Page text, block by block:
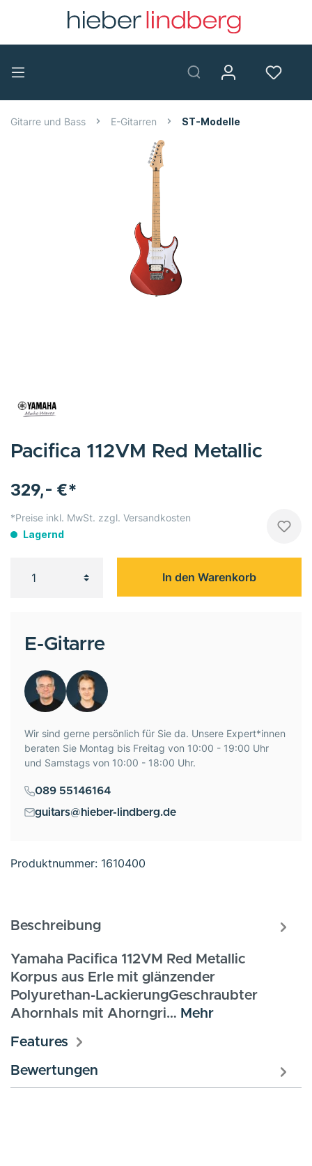
Gitarre und Bass E-Gitarren ST-Modelle
329,- €*
*Preise inkl. MwSt. zzgl. Versandkosten
Lagernd
In den Warenkorb
Produktnummer: 1610400
Pacifica 112VM Red Metallic
E-Gitarre
Wir sind gerne persönlich für Sie da. Unsere Expert*innen
beraten Sie Montag bis Freitag von 10:00 - 19:00 Uhr
und Samstags von 10:00 - 18:00 Uhr.
089 55146164
guitars@hieber-lindberg.de
Beschreibung
Yamaha Pacifica 112VM Red Metallic
Korpus aus Erle mit glänzender
Polyurethan-LackierungGeschraubter
Ahornhals mit Ahorngri… Mehr
Features
Bewertungen